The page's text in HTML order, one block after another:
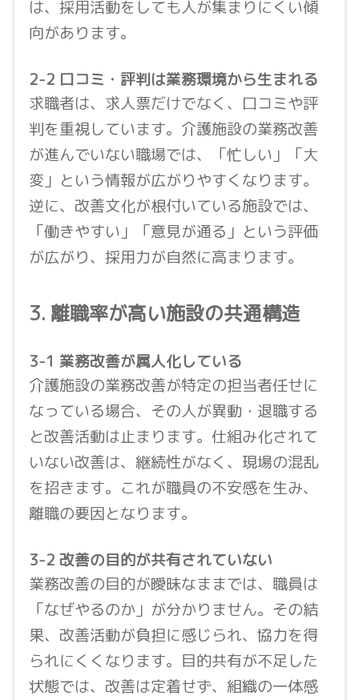
は、採用活動をしても人が集まりにくい傾
向があります。
2-2 口コミ・評判は業務環境から生まれる
求職者は、求人票だけでなく、口コミや評
判を重視しています。介護施設の業務改善
が進んでいない職場では、「忙しい」「大
変」という情報が広がりやすくなります。
逆に、改善文化が根付いている施設では、
「働きやすい」「意見が通る」という評価
が広がり、採用力が自然に高まります。
3. 離職率が高い施設の共通構造
3-1 業務改善が属人化している
介護施設の業務改善が特定の担当者任せに
なっている場合、その人が異動・退職する
と改善活動は止まります。仕組み化されて
いない改善は、継続性がなく、現場の混乱
を招きます。これが職員の不安感を生み、
離職の要因となります。
3-2 改善の目的が共有されていない
業務改善の目的が曖昧なままでは、職員は
「なぜやるのか」が分かりません。その結
果、改善活動が負担に感じられ、協力を得
られにくくなります。目的共有が不足した
状態では、改善は定着せず、組織の一体感